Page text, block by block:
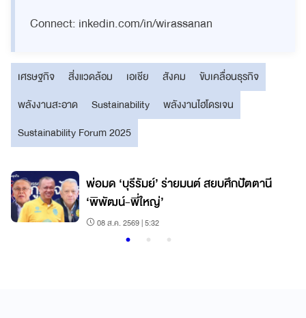
Connect: inkedin.com/in/wirassanan
เศรษฐกิจ สิ่งแวดล้อม เอเชีย สังคม
ขับเคลื่อนธุรกิจ
พลังงานสะอาด
Sustainability
พลังงานไฮโดรเจน
Sustainability Forum 2025
พ่อมด ‘บุรีรัมย์’ ร่ายมนต์ สยบศึกปัตตานี
‘พิพัฒน์-พี่ใหญ่’
08 ส.ค. 2569 | 5:32